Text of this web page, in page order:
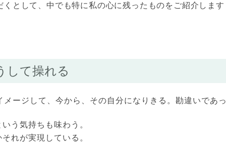
として、中でも特に私の心に残ったものをご紹介します
して操れる
ージして、今から、その自分になりきる。勘違いであっ
う気持ちも味わう。
れが実現している。